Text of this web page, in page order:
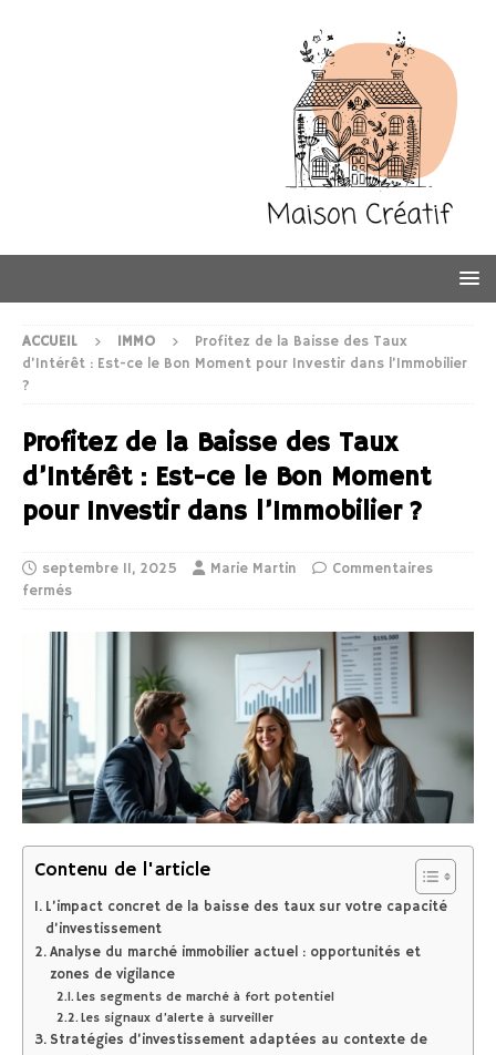
ACCUEIL IMMO
Profitez de la Baisse des Taux
d’Intérêt : Est-ce le Bon Moment pour Investir dans l’Immobilier
?
Profitez de la Baisse des Taux
d’Intérêt : Est-ce le Bon Moment
pour Investir dans l’Immobilier ?
septembre 11, 2025 Marie Martin
Commentaires
fermés
Contenu de l'article
L’impact concret de la baisse des taux sur votre capacité
d’investissement
Analyse du marché immobilier actuel : opportunités et
zones de vigilance
Les segments de marché à fort potentiel
Les signaux d’alerte à surveiller
Stratégies d’investissement adaptées au contexte de